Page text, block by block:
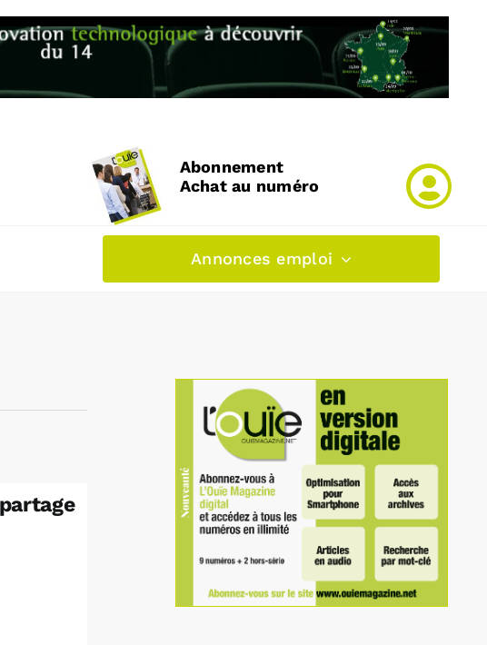
Abonnement
Achat au numéro
Annonces emploi